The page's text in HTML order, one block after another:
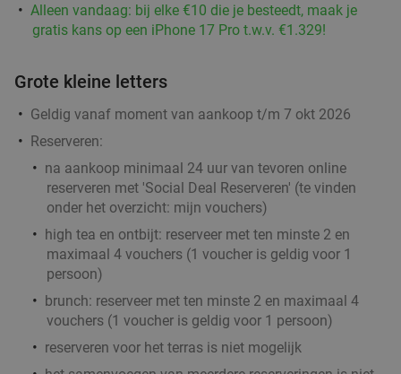
Kaapverdisch 3-gangendiner à la carte bij
Vandaag Do Vr
Za
Restobar Ta Lois
9.3
Rotterdam
€24
40%
Lunch voor 2 bij Fletcher Hotels
Fletcher Hotels
Rotterdam
4 min.
Verkocht: 4.887 Regulier
Alleen vandaag: bij elke €10 die je besteedt, maak je
gratis kans op een iPhone 17 Pro t.w.v. €1.329!
Grote kleine letters
Geldig vanaf moment van aankoop t/m 7 okt 2026
Reserveren:
na aankoop minimaal 24 uur van tevoren online
reserveren met 'Social Deal Reserveren' (te vinden
onder het overzicht: mijn vouchers)
high tea en ontbijt: reserveer met ten minste 2 en
maximaal 4 vouchers (1 voucher is geldig voor 1
persoon)
brunch: reserveer met ten minste 2 en maximaal 4
vouchers (1 voucher is geldig voor 1 persoon)
reserveren voor het terras is niet mogelijk